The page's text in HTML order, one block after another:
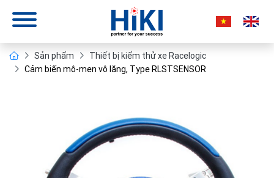
Sản phẩm
Thiết bị kiểm thử xe Racelogic
Cảm biến mô-men vô lăng, Type RLSTSENSOR